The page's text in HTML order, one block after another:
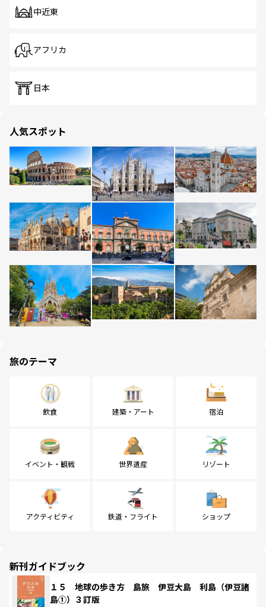
中近東
アフリカ
日本
人気スポット
旅のテーマ
飲食 建築・アート 宿泊
イベント・観戦 世界遺産 リゾート
アクティビティ 鉄道・フライト ショップ
新刊ガイドブック
１５ 地球の歩き方 島旅 伊豆大島 利島（伊豆諸
島①）３訂版